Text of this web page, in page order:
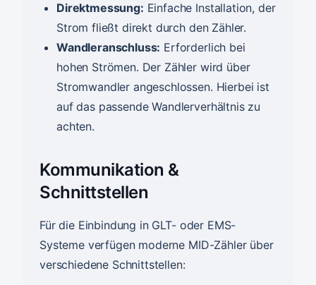
Direktmessung: Einfache Installation, der
Strom fließt direkt durch den Zähler.
Wandleranschluss: Erforderlich bei
hohen Strömen. Der Zähler wird über
Stromwandler angeschlossen. Hierbei ist
auf das passende Wandlerverhältnis zu
achten.
Kommunikation &
Schnittstellen
Für die Einbindung in GLT- oder EMS-
Systeme verfügen moderne MID-Zähler über
verschiedene Schnittstellen: